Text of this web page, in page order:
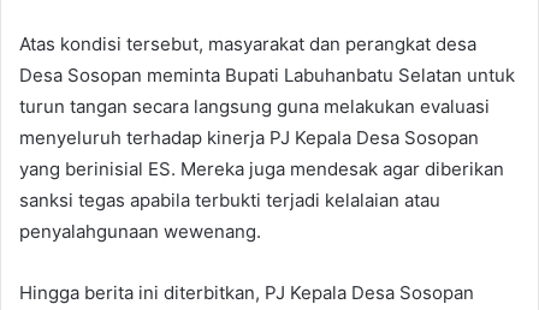
Atas kondisi tersebut, masyarakat dan perangkat desa
Desa Sosopan meminta Bupati Labuhanbatu Selatan untuk
turun tangan secara langsung guna melakukan evaluasi
menyeluruh terhadap kinerja PJ Kepala Desa Sosopan
yang berinisial ES. Mereka juga mendesak agar diberikan
sanksi tegas apabila terbukti terjadi kelalaian atau
penyalahgunaan wewenang.
Hingga berita ini diterbitkan, PJ Kepala Desa Sosopan